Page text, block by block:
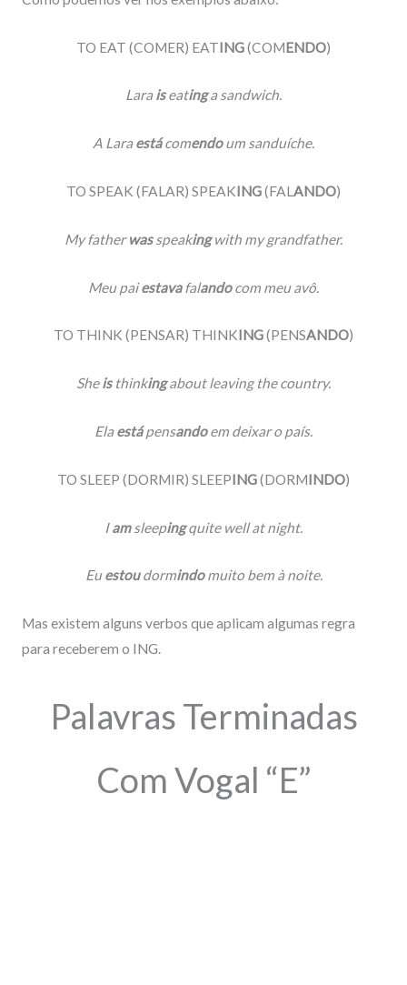
TO EAT (COMER) EATING(COMENDO)
Laraiseatinga sandwich.
A Laraestácomendoum sanduíche.
TO SPEAK (FALAR) SPEAKING(FALANDO)
My fatherwasspeakingwith my grandfather.
Meu paiestavafalandocom meu avô.
TO THINK (PENSAR) THINKING(PENSANDO)
Sheisthinkingabout leaving the country.
Elaestápensandoem deixar o país.
TO SLEEP (DORMIR) SLEEPING(DORMINDO)
Iamsleepingquite well at night.
Euestoudormindomuito bem à noite.
Mas existem alguns verbos que aplicam algumas regra
para receberem o ING.
Palavras Terminadas
Com Vogal “E”